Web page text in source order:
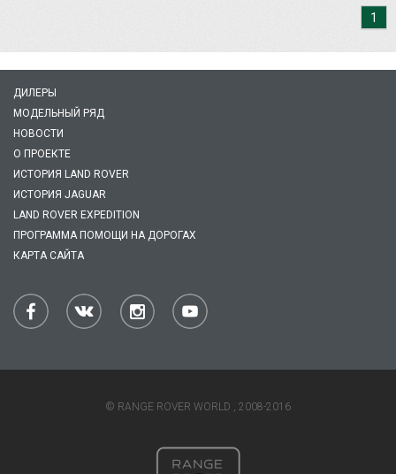
1
ДИЛЕРЫ
МОДЕЛЬНЫЙ РЯД
НОВОСТИ
О ПРОЕКТЕ
ИСТОРИЯ LAND ROVER
ИСТОРИЯ JAGUAR
LAND ROVER EXPEDITION
ПРОГРАММА ПОМОЩИ НА ДОРОГАХ
КАРТА САЙТА
© RANGE ROVER WORLD , 2008-2016